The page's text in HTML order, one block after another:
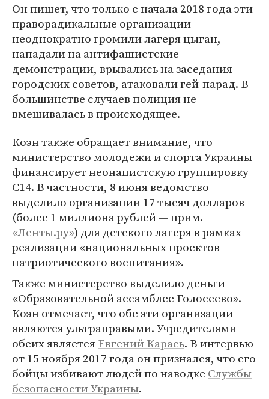
Он пишет, что только с начала 2018 года эти
праворадикальные организации
неоднократно громили лагеря цыган,
нападали на антифашистские
демонстрации, врывались на заседания
городских советов, атаковали гей-парад. В
большинстве случаев полиция не
вмешивалась в происходящее.
Коэн также обращает внимание, что
министерство молодежи и спорта Украины
финансирует неонацистскую группировку
С14. В частности, 8 июня ведомство
выделило организации 17 тысяч долларов
(более 1 миллиона рублей — прим.
«Ленты.ру») для детского лагеря в рамках
реализации «национальных проектов
патриотического воспитания».
Также министерство выделило деньги
«Образовательной ассамблее Голосеево».
Коэн отмечает, что обе эти организации
являются ультраправыми. Учредителями
обеих являетсяЕвгений Карась. В интервью
от 15 ноября 2017 года он признался, что его
бойцы избивают людей по наводке Службы
безопасности Украины.